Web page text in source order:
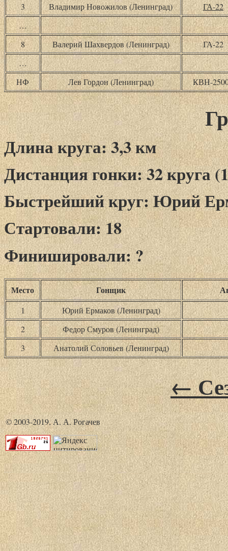
3
Владимир Новожилов (Ленинград)
ГА-22
…
8
Валерий Шахвердов (Ленинград)
ГА-22
…
НФ
Лев Гордон (Ленинград) КВН-
Длина круга: 3,3 км
Дистанция гонки: 32 круга
Быстрейший круг: Юрий
Стартовали: 18
Финишировали: ?
Место Гонщик
1
Юрий Ермаков (Ленинград)
2
Федор Смуров (Ленинград)
3
Анатолий Соловьев (Ленинград)
←